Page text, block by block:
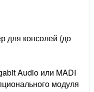
для консолей (до
Audio или MADI
модуля